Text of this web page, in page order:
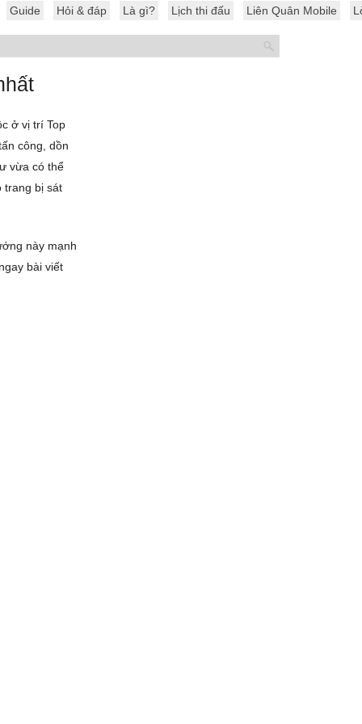
Guide Hỏi & đáp Là gì? Lịch thi đấu Liên Quân Mobile
ở vị trí Top
công, dồn
vừa có thể
trang bị sát
này mạnh
bài viết